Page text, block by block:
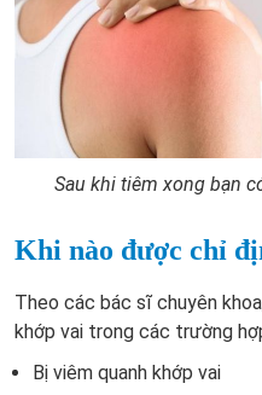
Sau khi tiêm xong bạn
Khi nào được chỉ
Theo các bác sĩ chuyên
khớp vai trong các trường
Bị viêm quanh khớp vai